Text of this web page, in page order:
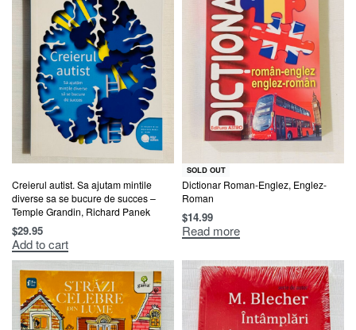
Creierul autist. Sa ajutam mintile
diverse sa se bucure de succes –
Temple Grandin, Richard Panek
$29.95
Add to cart
SOLD OUT
Dictionar Roman-Englez, Englez-
Roman
$14.99
Read more